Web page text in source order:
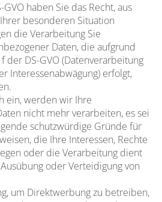
haben Sie das Recht, aus
besonderen Situation
die Verarbeitung Sie
Daten, die aufgrund
der DS-GVO (Datenverarbeitung
Interessenabwägung) erfolgt,
ein, werden wir Ihre
nicht mehr verarbeiten, es sei
schutzwürdige Gründe für
die Ihre Interessen, Rechte
oder die Verarbeitung dient
oder Verteidigung von
um Direktwerbung zu betreiben,